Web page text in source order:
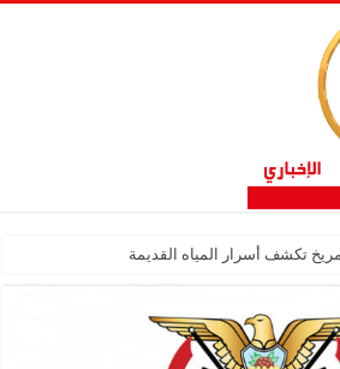
تكشف أسرار المياه القديمة